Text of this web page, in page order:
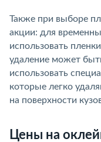
Также при выборе
акции: для
использовать
удаление может
использовать
которые легко
на поверхности
Цены на